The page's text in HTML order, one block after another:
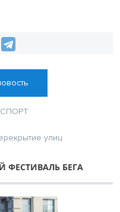
улиц
ФЕСТИВАЛЬ БЕГА